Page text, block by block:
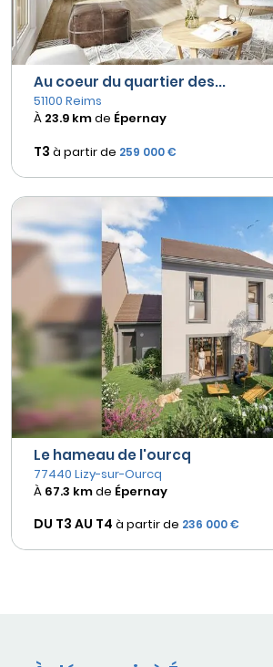
Au coeur du quartier des...
51100 Reims
À 23.9 kmde Épernay
T3 à partir de 259 000 €
Le hameau de l'ourcq
77440 Lizy-sur-Ourcq
À 67.3 kmde Épernay
DU T3 AU T4 à partir de 236 000 €